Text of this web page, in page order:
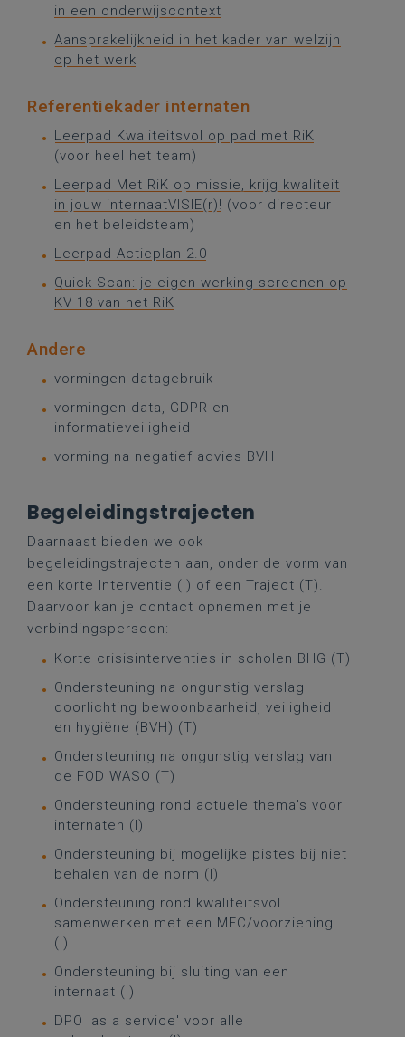
in een onderwijscontext
Aansprakelijkheid in het kader van welzijn
op het werk
Referentiekader internaten
Leerpad Kwaliteitsvol op pad met RiK
(voor heel het team)
Leerpad Met RiK op missie, krijg kwaliteit
in jouw internaatVISIE(r)! (voor directeur
en het beleidsteam)
Leerpad Actieplan 2.0
Quick Scan: je eigen werking screenen op
KV 18 van het RiK
Andere
vormingen datagebruik
vormingen data, GDPR en
informatieveiligheid
vorming na negatief advies BVH
Begeleidingstrajecten
Daarnaast bieden we ook
begeleidingstrajecten aan, onder de vorm van
een korte Interventie (I) of een Traject (T).
Daarvoor kan je contact opnemen met je
verbindingspersoon:
Korte crisisinterventies in scholen BHG (T)
Ondersteuning na ongunstig verslag
doorlichting bewoonbaarheid, veiligheid
en hygiëne (BVH) (T)
Ondersteuning na ongunstig verslag van
de FOD WASO (T)
Ondersteuning rond actuele thema's voor
internaten (I)
Ondersteuning bij mogelijke pistes bij niet
behalen van de norm (I)
Ondersteuning rond kwaliteitsvol
samenwerken met een MFC/voorziening
(I)
Ondersteuning bij sluiting van een
internaat (I)
DPO 'as a service' voor alle